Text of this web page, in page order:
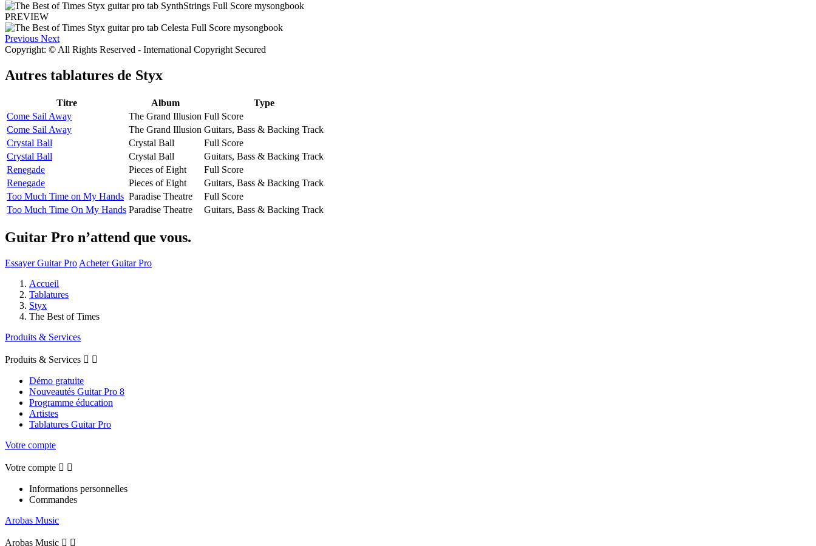
PREVIEW
Previous Next
Copyright: © All Rights Reserved - International Copyright Secured
Autres tablatures de Styx
Titre Album
Type
Come Sail Away
The Grand Illusion Full Score
Come Sail Away
The Grand Illusion Guitars, Bass & Backing Track
Crystal Ball
Crystal Ball
Full Score
Crystal Ball
Crystal Ball
Guitars, Bass & Backing Track
Renegade
Pieces of Eight
Full Score
Renegade
Pieces of Eight
Guitars, Bass & Backing Track
Too Much Time on My Hands Paradise Theatre
Full Score
Too Much Time On My Hands Paradise Theatre Guitars, Bass & Backing Track
Guitar Pro n’attend que vous.
Essayer Guitar Pro Acheter Guitar Pro
Accueil
Tablatures
Styx
The Best of Times
Produits & Services
Produits & Services  
Démo gratuite
Nouveautés Guitar Pro 8
Programme éducation
Artistes
Tablatures Guitar Pro
Votre compte
Votre compte  
Informations personnelles
Commandes
Arobas Music
Arobas Music  